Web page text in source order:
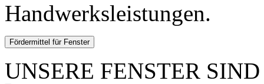
Handwerksleistungen.
UNSERE FENSTER